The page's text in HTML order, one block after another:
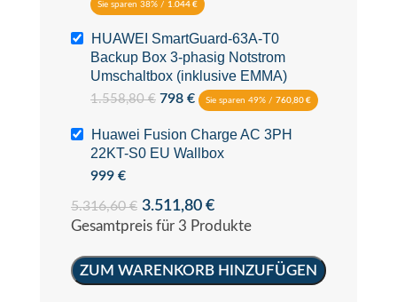
Sie sparen 38% / 1.044 €
HUAWEI SmartGuard-63A-T0
Backup Box 3-phasig Notstrom
Umschaltbox (inklusive EMMA)
1.558,80€ 798 € Sie sparen 49% / 760,80 €
Huawei Fusion Charge AC 3PH
22KT-S0 EU Wallbox
999 €
5.316,60€ 3.511,80 €
Gesamtpreis für 3 Produkte
ZUM WARENKORB HINZUFÜGEN